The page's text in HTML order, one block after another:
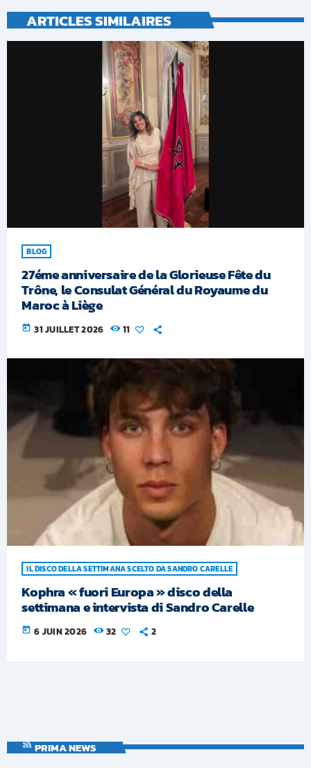
ARTICLES SIMILAIRES
BLOG
27éme anniversaire de la Glorieuse Fête du
Trône, le Consulat Général du Royaume du
Maroc à Liège
today 31 JUILLET 2026 11
IL DISCO DELLA SETTIMANA SCELTO DA SANDRO CARELLE
Kophra « fuori Europa » disco della
settimana e intervista di Sandro Carelle
today 6 JUIN 2026 32 2
PRIMA NEWS